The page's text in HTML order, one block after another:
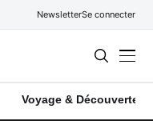
NewsletterSe connecter
Voyage & Découverte